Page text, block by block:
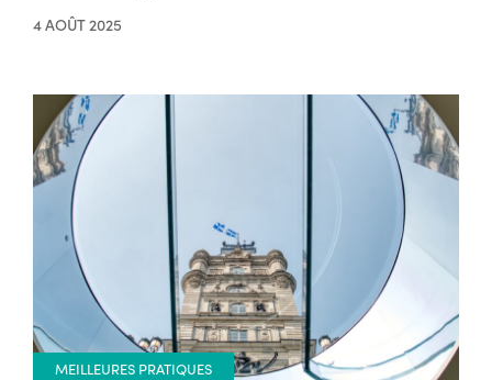
4 AOÛT 2025
MEILLEURES PRATIQUES